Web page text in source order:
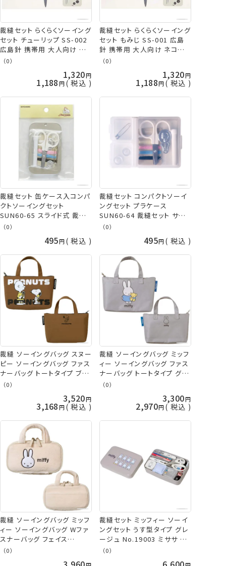
裁縫セット らくらくソーイング
セット チューリップ SS-002
広島針 携帯用 大人向け ネ
コポス可 手芸の山久
（0）
1,320
1,188 税込
裁縫セット らくらくソーイング
セット もみじ SS-001 広島
針 携帯用 大人向け ネコポ
ス可 手芸の山久
（0）
1,320
1,188 税込
裁縫セット 缶ケース入コンパ
クトソーイングセット
SUN60-65 スライド式 裁縫
セット サンコッコー kiyo
（0）
495 税込
裁縫セット コンパクトソーイ
ングセット プラケース
SUN60-64 裁縫セット サン
コッコー kiyo
（0）
495 税込
裁縫 ソーイングバッグ スヌー
ピー ソーイングバッグ ファス
ナーバッグ トートタイプ ブラ
ウン No.18790 ミササ 手芸
（0）
3,520
3,168 税込
裁縫 ソーイングバッグ ミッフ
ィー ソーイングバッグ ファス
ナーバッグ トートタイプ グレ
ー No.19091 ミササ 手芸の
（0）
3,300
2,970 税込
裁縫 ソーイングバッグ ミッフ
ィー ソーイングバッグ Wファ
スナーバッグ フェイス
No.19090ミササ 手芸の山久
（0）
裁縫セット ミッフィー ソーイ
ングセット うす型タイプ グレ
ージュ No.19003 ミササ 手
芸の山久
（0）